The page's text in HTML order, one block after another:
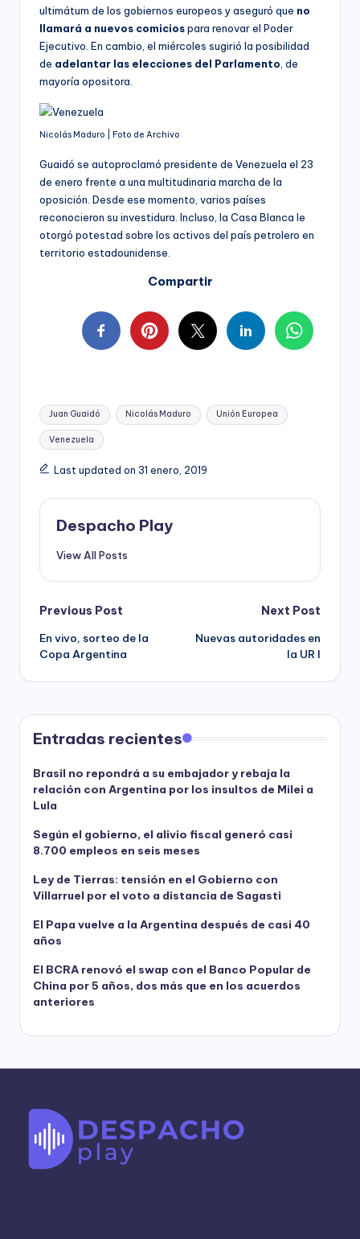
ultimátum de los gobiernos europeos y aseguró que no
llamará a nuevos comiciospara renovar el Poder
Ejecutivo. En cambio, el miércoles sugirió la posibilidad
de adelantar las elecciones del Parlamento , de
mayoría opositora.
Nicolás Maduro | Foto de Archivo
Guaidó se autoproclamó presidente de Venezuela el 23
de enero frente a una multitudinaria marcha de la
oposición. Desde ese momento, varios países
reconocieron su investidura. Incluso, la Casa Blanca le
otorgó potestad sobre los activos del país petrolero en
territorio estadounidense.
Compartir
Tags:
Juan Guaidó Nicolás Maduro Unión Europea
Venezuela
Last updated on 31 enero, 2019
Despacho Play
View All Posts
Post
navigation
Previous Post
En vivo, sorteo de la
Copa Argentina
Next Post
Nuevas autoridades en
la UR I
Entradas recientes
Brasil no repondrá a su embajador y rebaja la
relación con Argentina por los insultos de Milei a
Lula
Según el gobierno, el alivio fiscal generó casi
8.700 empleos en seis meses
Ley de Tierras: tensión en el Gobierno con
Villarruel por el voto a distancia de Sagasti
El Papa vuelve a la Argentina después de casi 40
años
El BCRA renovó el swap con el Banco Popular de
China por 5 años, dos más que en los acuerdos
anteriores